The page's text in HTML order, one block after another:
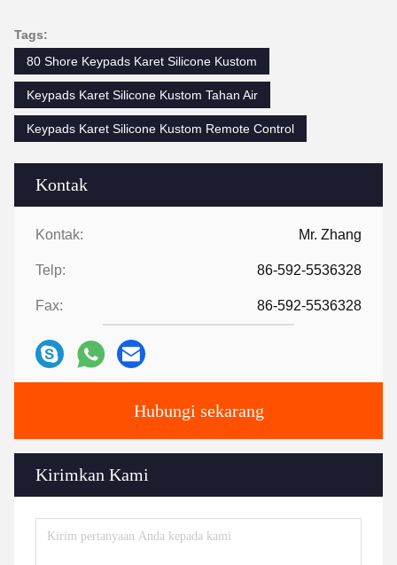
Kontak
Kontak: Mr. Zhang
Telp: 86-592-5536328
Fax: 86-592-5536328
Hubungi sekarang
Kirimkan Kami
Tags:
80 Shore Keypads Karet Silicone Kustom
Keypads Karet Silicone Kustom Tahan Air
Keypads Karet Silicone Kustom Remote Control